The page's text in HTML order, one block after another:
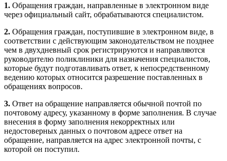
1. Обращения граждан, направленные в электронном виде
через официальный сайт, обрабатываются специалистом.
2. Обращения граждан, поступившие в электронном виде, в
соответствии с действующим законодательством не позднее
чем в двухдневный срок регистрируются и направляются
руководителю поликлиники для назначения специалистов,
которые будут подготавливать ответ, к непосредственному
ведению которых относится разрешение поставленных в
обращениях вопросов.
3. Ответ на обращение направляется обычной почтой по
почтовому адресу, указанному в форме заполнения. В случае
внесения в форму заполнения некорректных или
недостоверных данных о почтовом адресе ответ на
обращение, направляется на адрес электронной почты, с
которой он поступил.